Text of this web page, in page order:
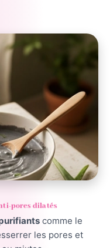
pores dilatés
comme le
les pores et